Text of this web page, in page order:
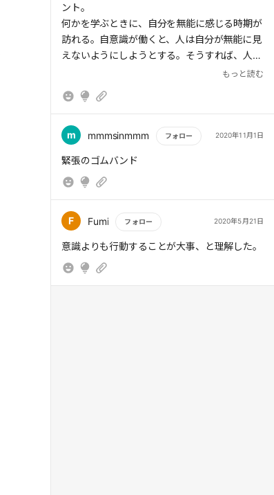
ント。
何かを学ぶときに、自分を無能に感じる時期が
訪れる。自意識が働くと、人は自分が無能に見
えないようにしようとする。そうすれば、人生
で実現したい成果を生み出すために必要な能力
一方で、学ぶこと自体にフォーカスしていれ
もっと有益な「自分は、行きたいところにどれ
るからだ。
ビジョンを明確に描き、ビジョンに対する現在
の位置を明確に知ること。これにより、創り出
したい成果と今いる場所という生産的な緊張が
できて、頭が創造的になるのだ。
もっと読む
m mmmsinmmm フォロー 2020年11月1日
もっと読む
緊張のゴムバンド
F Fumi フォロー 2020年5月21日
もっと読む
意識よりも行動することが大事、と理解した。